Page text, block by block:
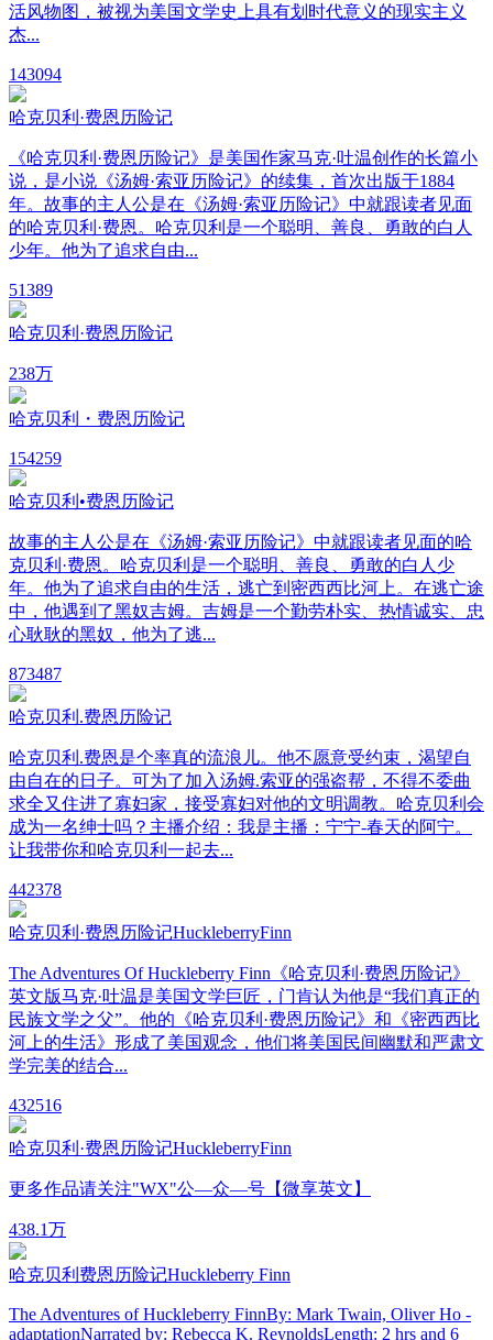
活风物图，被视为美国文学史上具有划时代意义的现实主义
杰...
143094
哈克贝利·费恩历险记
《哈克贝利·费恩历险记》是美国作家马克·吐温创作的长篇小
说，是小说《汤姆·索亚历险记》的续集，首次出版于1884
年。故事的主人公是在《汤姆·索亚历险记》中就跟读者见面
的哈克贝利·费恩。哈克贝利是一个聪明、善良、勇敢的白人
少年。他为了追求自由...
51389
哈克贝利·费恩历险记
238万
哈克贝利・费恩历险记
154259
哈克贝利•费恩历险记
故事的主人公是在《汤姆·索亚历险记》中就跟读者见面的哈
克贝利·费恩。哈克贝利是一个聪明、善良、勇敢的白人少
年。他为了追求自由的生活，逃亡到密西西比河上。在逃亡途
中，他遇到了黑奴吉姆。吉姆是一个勤劳朴实、热情诚实、忠
心耿耿的黑奴，他为了逃...
873487
哈克贝利.费恩历险记
哈克贝利.费恩是个率真的流浪儿。他不愿意受约束，渴望自
由自在的日子。可为了加入汤姆.索亚的强盗帮，不得不委曲
求全又住进了寡妇家，接受寡妇对他的文明调教。哈克贝利会
成为一名绅士吗？主播介绍：我是主播：宁宁-春天的阿宁。
让我带你和哈克贝利一起去...
442378
哈克贝利·费恩历险记HuckleberryFinn
The Adventures Of Huckleberry Finn《哈克贝利·费恩历险记》
英文版马克·吐温是美国文学巨匠，门肯认为他是“我们真正的
民族文学之父”。他的《哈克贝利·费恩历险记》和《密西西比
河上的生活》形成了美国观念，他们将美国民间幽默和严肃文
学完美的结合...
432516
哈克贝利·费恩历险记HuckleberryFinn
更多作品请关注"WX"公—众—号【微享英文】
438.1万
哈克贝利费恩历险记Huckleberry Finn
The Adventures of Huckleberry FinnBy: Mark Twain, Oliver Ho -
adaptationNarrated by: Rebecca K. ReynoldsLength: 2 hrs and 6